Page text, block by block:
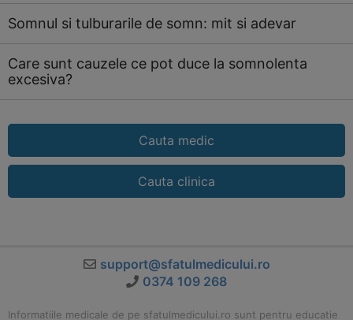
Somnul si tulburarile de somn: mit si adevar
Care sunt cauzele ce pot duce la somnolenta
excesiva?
Cauta medic
Cauta clinica
support@sfatulmedicului.ro
0374 109 268
Informatiile medicale de pe sfatulmedicului.ro sunt pentru educatie